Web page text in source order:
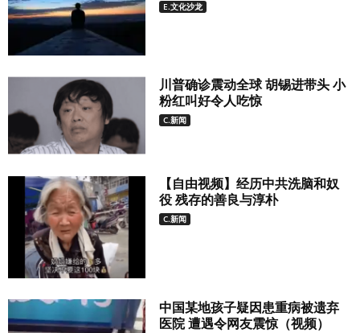
E.文化沙龙
川普确诊震动全球 胡锡进带头 小
粉红叫好令人吃惊
C.新闻
【自由视频】经历中共洗脑和奴
役 残存的善良与淳朴
C.新闻
中国某地孩子疑因患重病被遗弃
医院 遭遇令网友震惊（视频）